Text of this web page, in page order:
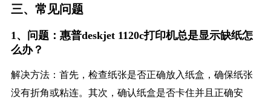
三、常见问题
1、问题：惠普deskjet 1120c打印机总是显示缺纸怎
么办？
解决方法：首先，检查纸张是否正确放入纸盒，确保纸张
没有折角或粘连。其次，确认纸盒是否卡住并且正确安